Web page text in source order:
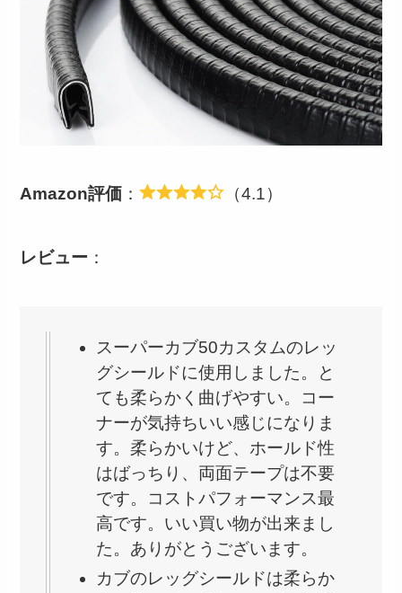
Amazon評価 ： （4.1）
レビュー ：
スーパーカブ50カスタムのレッ
グシールドに使用しました。と
ても柔らかく曲げやすい。コー
ナーが気持ちいい感じになりま
す。柔らかいけど、ホールド性
はばっちり、両面テープは不要
です。コストパフォーマンス最
高です。いい買い物が出来まし
た。ありがとうございます。
カブのレッグシールドは柔らか